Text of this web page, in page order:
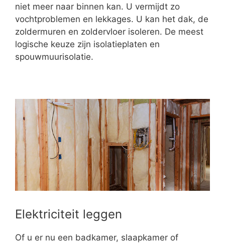
niet meer naar binnen kan. U vermijdt zo
vochtproblemen en lekkages. U kan het dak, de
zoldermuren en zoldervloer isoleren. De meest
logische keuze zijn isolatieplaten en
spouwmuurisolatie.
Elektriciteit leggen
Of u er nu een badkamer, slaapkamer of